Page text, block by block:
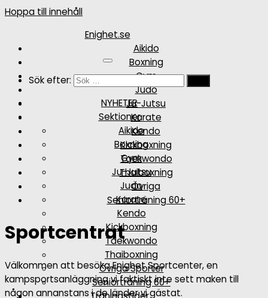
Hoppa till innehåll
Enighet.se
Sök efter:
NYHETER
Sektioner
Aikido
Boxning
Gym
Ju-Jutsu
Judo
Karate
Kendo
Kickboxning
Taekwondo
Thaiboxning
Övriga Sporter
Seniorträning 60+
Aikido
Boxning
Gym
Judo
Ju-Jutsu
Karate
Kendo
Kickboxning
Taekwondo
Thaiboxning
Övriga
Seniorträning 60+
Sportcentrat
Välkommen att besöka Enighet Sportcenter, en
kampsportsanläggning vi faktiskt inte sett maken till
någon annanstans i de länder vi gästat.